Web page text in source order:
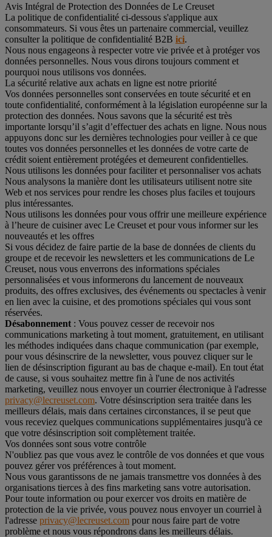
Avis Intégral de Protection des Données de Le Creuset
La politique de confidentialité ci-dessous s'applique aux
consommateurs. Si vous êtes un partenaire commercial, veuillez
consulter la politique de confidentialité B2B ici.
Nous nous engageons à respecter votre vie privée et à protéger vos
données personnelles. Nous vous dirons toujours comment et
pourquoi nous utilisons vos données.
La sécurité relative aux achats en ligne est notre priorité
Vos données personnelles sont conservées en toute sécurité et en
toute confidentialité, conformément à la législation européenne sur la
protection des données. Nous savons que la sécurité est très
importante lorsqu’il s’agit d’effectuer des achats en ligne. Nous nous
appuyons donc sur les dernières technologies pour veiller à ce que
toutes vos données personnelles et les données de votre carte de
crédit soient entièrement protégées et demeurent confidentielles.
Nous utilisons les données pour faciliter et personnaliser vos achats
Nous analysons la manière dont les utilisateurs utilisent notre site
Web et nos services pour rendre les choses plus faciles et toujours
plus intéressantes.
Nous utilisons les données pour vous offrir une meilleure expérience
à l’heure de cuisiner avec Le Creuset et pour vous informer sur les
nouveautés et les offres
Si vous décidez de faire partie de la base de données de clients du
groupe et de recevoir les newsletters et les communications de Le
Creuset, nous vous enverrons des informations spéciales
personnalisées et vous informerons du lancement de nouveaux
produits, des offres exclusives, des événements ou spectacles à venir
en lien avec la cuisine, et des promotions spéciales qui vous sont
réservées.
Désabonnement : Vous pouvez cesser de recevoir nos
communications marketing à tout moment, gratuitement, en utilisant
les méthodes indiquées dans chaque communication (par exemple,
pour vous désinscrire de la newsletter, vous pouvez cliquer sur le
lien de désinscription figurant au bas de chaque e-mail). En tout état
de cause, si vous souhaitez mettre fin à l'une de nos activités
marketing, veuillez nous envoyer un courrier électronique à l'adresse
privacy@lecreuset.com. Votre désinscription sera traitée dans les
meilleurs délais, mais dans certaines circonstances, il se peut que
vous receviez quelques communications supplémentaires jusqu'à ce
que votre désinscription soit complètement traitée.
Vos données sont sous votre contrôle
N'oubliez pas que vous avez le contrôle de vos données et que vous
pouvez gérer vos préférences à tout moment.
Nous vous garantissons de ne jamais transmettre vos données à des
organisations tierces à des fins marketing sans votre autorisation.
Pour toute information ou pour exercer vos droits en matière de
protection de la vie privée, vous pouvez nous envoyer un courriel à
l'adresse privacy@lecreuset.com pour nous faire part de votre
problème et nous vous répondrons dans les meilleurs délais.